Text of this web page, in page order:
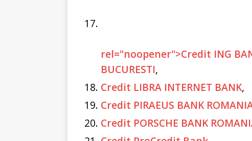
rel="noopener">Credit ING
BUCURESTI,
Credit LIBRA INTERNET BANK,
Credit PIRAEUS BANK
Credit PORSCHE BANK